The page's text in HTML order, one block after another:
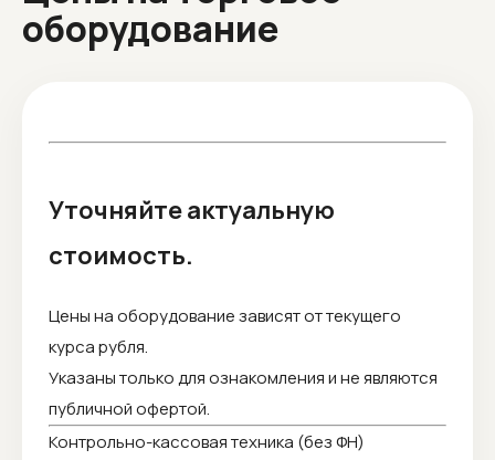
оборудование
Уточняйте актуальную
стоимость.
Цены на оборудование зависят от текущего
курса рубля.
Указаны только для ознакомления и не являются
публичной офертой.
Контрольно-кассовая техника (без ФН)